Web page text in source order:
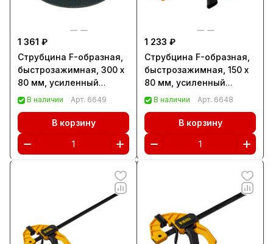
1 361 ₽
Струбцина F-образная,
быстрозажимная, 300 х
80 мм, усиленный
нейлоновый корпус
В наличии Арт. 6649
В корзину
1 233 ₽
Струбцина F-образная,
быстрозажимная, 150 х
80 мм, усиленный
нейлоновый корпус
В наличии Арт. 6648
В корзину